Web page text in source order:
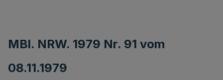
MBl. NRW. 1979 Nr. 91 vom
08.11.1979